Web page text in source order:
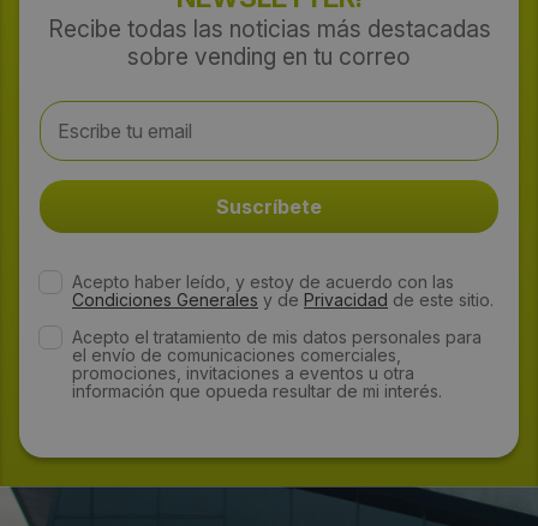
Recibe todas las noticias más destacadas
sobre vending en tu correo
Acepto haber leído, y estoy de acuerdo con las
Condiciones Generales y de Privacidad de este sitio.
Acepto el tratamiento de mis datos personales para
el envío de comunicaciones comerciales,
promociones, invitaciones a eventos u otra
información que opueda resultar de mi interés.